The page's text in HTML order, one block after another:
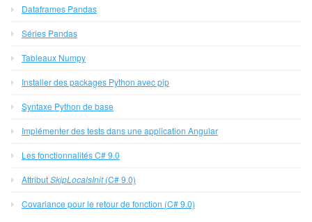
Dataframes Pandas
Séries Pandas
Tableaux Numpy
Installer des packages Python avec pip
Syntaxe Python de base
Implémenter des tests dans une application Angular
Les fonctionnalités C# 9.0
AttributSkipLocalsInit(C# 9.0)
Covariance pour le retour de fonction (C# 9.0)